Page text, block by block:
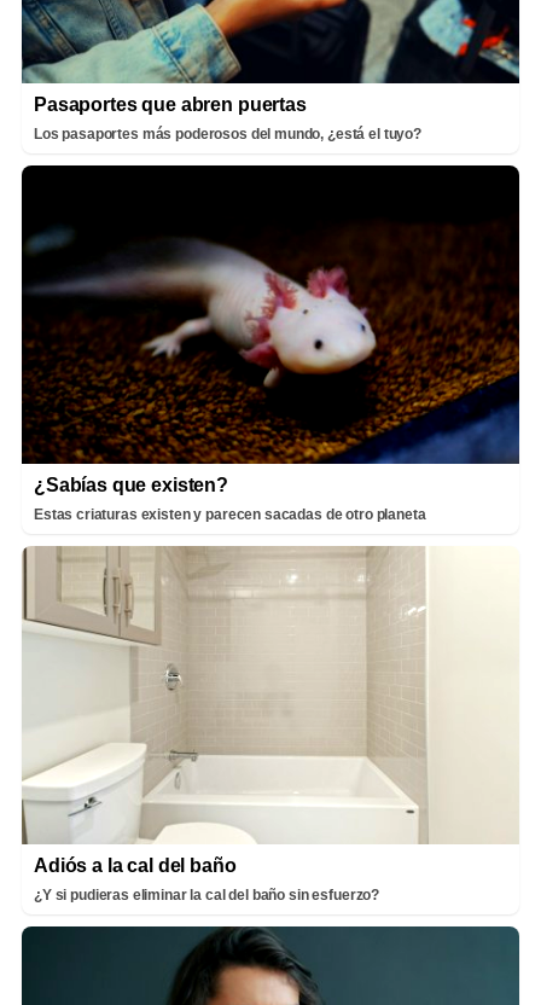
Pasaportes que abren puertas
Los pasaportes más poderosos del mundo, ¿está el tuyo?
¿Sabías que existen?
Estas criaturas existen y parecen sacadas de otro planeta
Adiós a la cal del baño
¿Y si pudieras eliminar la cal del baño sin esfuerzo?